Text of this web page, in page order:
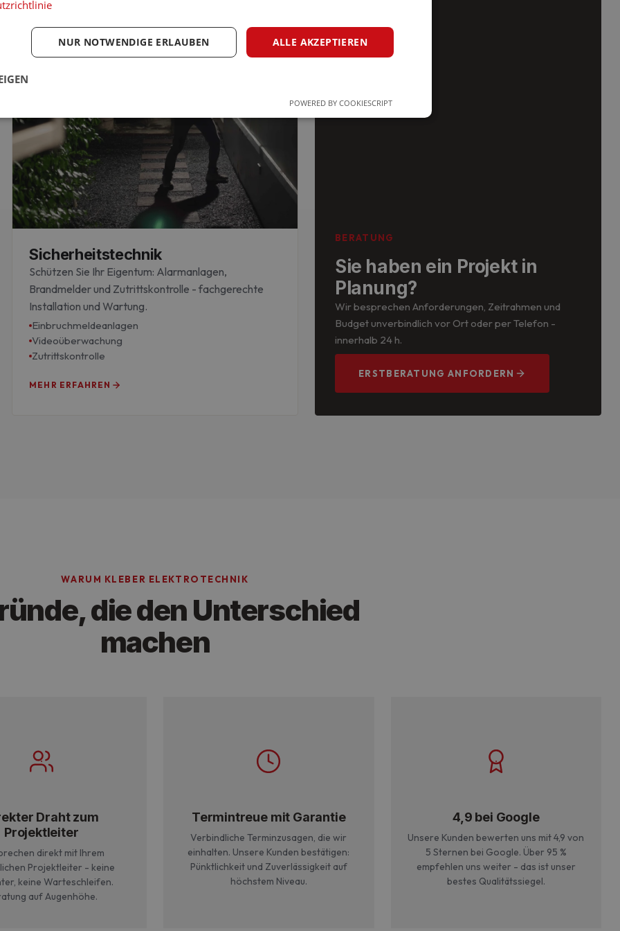
Sicherheitstechnik
Schützen Sie Ihr Eigentum: Alarmanlagen,
Brandmelder und Zutrittskontrolle - fachgerechte
Installation und Wartung.
Einbruchmeldeanlagen
Videoüberwachung
Zutrittskontrolle
MEHR ERFAHREN
BERATUNG
Sie haben ein Projekt in
Planung?
Wir besprechen Anforderungen, Zeitrahmen und
Budget unverbindlich vor Ort oder per Telefon -
innerhalb 24 h.
ERSTBERATUNG ANFORDERN
WARUM KLEBER ELEKTROTECHNIK
die den Unterschied
machen
Draht zum
Projektleiter
direkt mit Ihrem
Projektleiter - keine
keine Warteschleifen.
auf Augenhöhe.
Termintreue mit Garantie
Verbindliche Terminzusagen, die wir
einhalten. Unsere Kunden bestätigen:
Pünktlichkeit und Zuverlässigkeit auf
höchstem Niveau.
4,9 bei Google
Unsere Kunden bewerten uns mit 4,9 von
5 Sternen bei Google. Über 95 %
empfehlen uns weiter - das ist unser
bestes Qualitätssiegel.
ALLE AKZEPTIEREN
NUR NOTWENDIGE ERLAUBEN
erforderlich Performance Targeting Funktionalität
Cookies ermöglichen wesentliche Kernfunktionen der Website wie die Benutzeranmeldung und die
die unbedingt erforderlichen Cookies kann die Website nicht ordnungsgemäß verwendet werden.
POWERED BY COOKIESCRIPT